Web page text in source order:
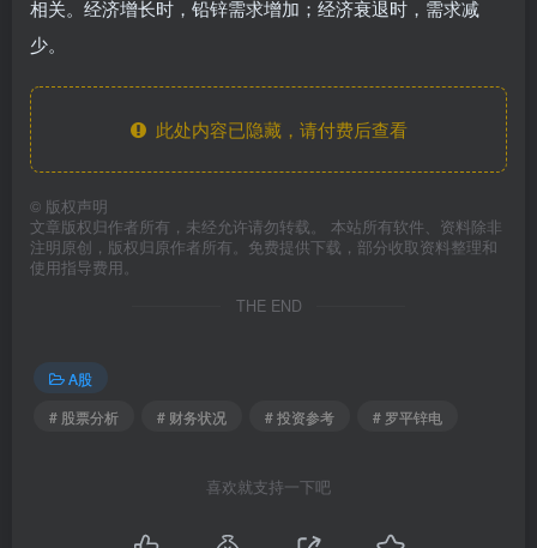
相关。经济增长时，铅锌需求增加；经济衰退时，需求减
少。
此处内容已隐藏，请付费后查看
© 版权声明
文章版权归作者所有，未经允许请勿转载。 本站所有软件、资料除非
注明原创，版权归原作者所有。免费提供下载，部分收取资料整理和
使用指导费用。
THE END
A股
# 股票分析
# 财务状况 # 投资参考 # 罗平锌电
喜欢就支持一下吧